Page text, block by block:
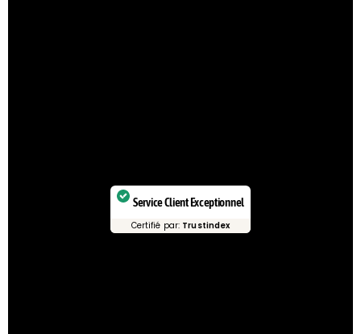
Service Client Exceptionnel
Certifié par: Trustindex